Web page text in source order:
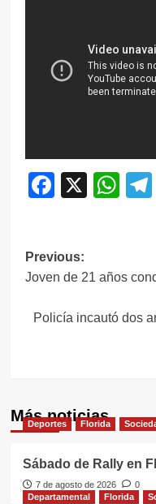
X
Navegación
de
entradas
Previous:
Joven de 21 años
Policía incautó dos
Más noticias
Deportes Florida
Sábado de Rally en
7 de agosto de 2026
0
Departamental
Florida